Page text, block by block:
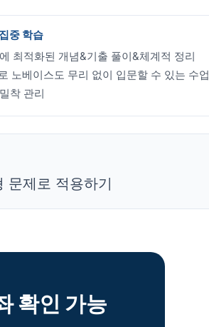
중 학습
최적화된 개념&기출 풀이&체계적 정리
노베이스도 무리 없이 입문할 수 있는 수업
착 관리
문제로 적용하기
확인 가능